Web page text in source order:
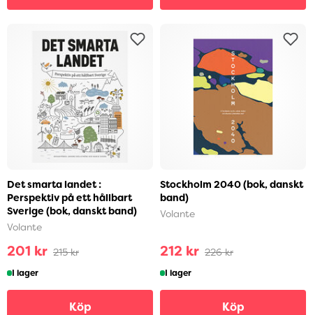
Det smarta landet :
Perspektiv på ett hållbart
Sverige (bok, danskt band)
Volante
201 kr 215 kr
I lager
Köp
Stockholm 2040 (bok, danskt
band)
Volante
212 kr 226 kr
I lager
Köp